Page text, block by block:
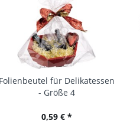
Folienbeutel für Delikatessen
- Größe 4
0,59 € *